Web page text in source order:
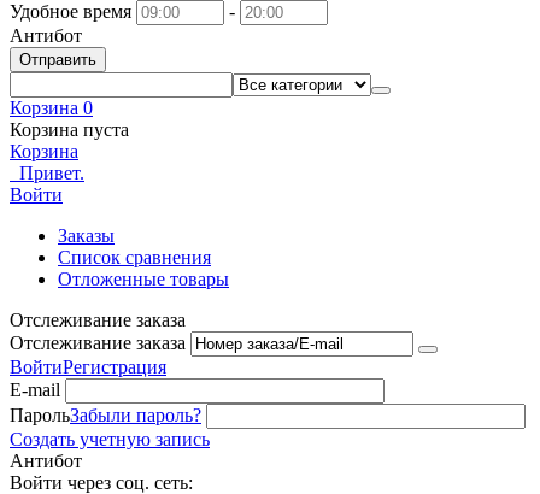
Удобное время
-
Антибот
Отправить
Корзина 0
Корзина пуста
Корзина
Привет.
Войти
Заказы
Список сравнения
Отложенные товары
Отслеживание заказа
Отслеживание заказа
ВойтиРегистрация
E-mail
ПарольЗабыли пароль?
Создать учетную запись
Антибот
Войти через соц. сеть: